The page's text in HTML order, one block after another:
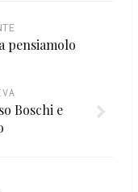
pensiamolo
Boschi e